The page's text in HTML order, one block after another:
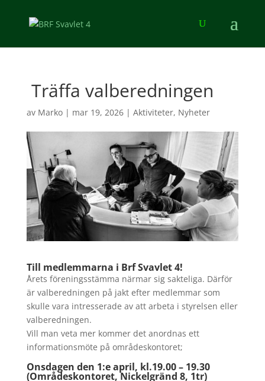
Träffa valberedningen
av Marko| mar 19, 2026| Aktiviteter, Nyheter
Till medlemmarna i Brf Svavlet 4!
Årets föreningsstämma närmar sig sakteliga. Därför
är valberedningen på jakt efter medlemmar som
skulle vara intresserade av att arbeta i styrelsen eller
valberedningen.
Vill man veta mer kommer det anordnas ett
informationsmöte på områdeskontoret;
Onsdagen den 1:e april, kl.19.00 – 19.30
(Områdeskontoret, Nickelgränd 8, 1tr)